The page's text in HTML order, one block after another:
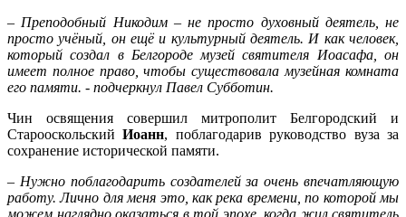
– Преподобный Никодим – не просто духовный деятель, не
просто учёный, он ещё и культурный деятель. И как человек,
который создал в Белгороде музей святителя Иоасафа, он
имеет полное право, чтобы существовала музейная комната
его памяти. - подчеркнул Павел Субботин.
Чин освящения совершил митрополит Белгородский и
Старооскольский Иоанн, поблагодарив руководство вуза за
сохранение исторической памяти.
– Нужно поблагодарить создателей за очень впечатляющую
работу. Лично для меня это, как река времени, по которой мы
можем наглядно оказаться в той эпохе, когда жил святитель